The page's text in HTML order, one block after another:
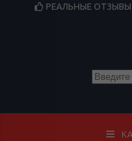
РЕАЛЬНЫЕ ОТЗЫВЫ